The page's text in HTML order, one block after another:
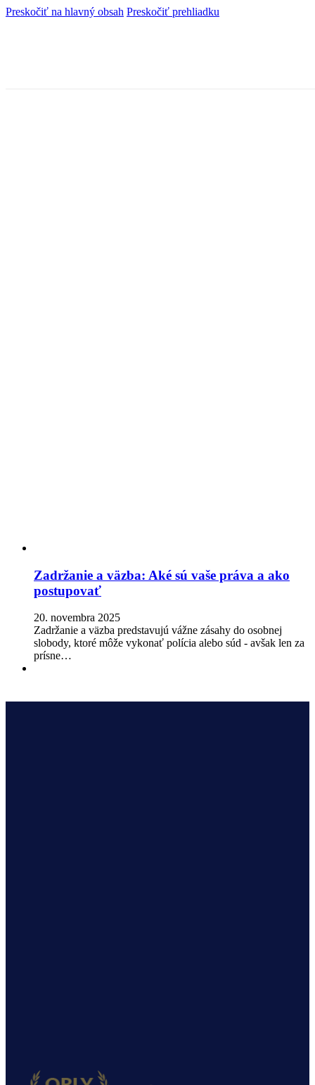
Preskočiť na hlavný obsah Preskočiť prehliadku
Zadržanie a väzba: Aké sú vaše práva a ako
postupovať
20. novembra 2025
Zadržanie a väzba predstavujú vážne zásahy do osobnej
slobody, ktoré môže vykonať polícia alebo súd - avšak len za
prísne…